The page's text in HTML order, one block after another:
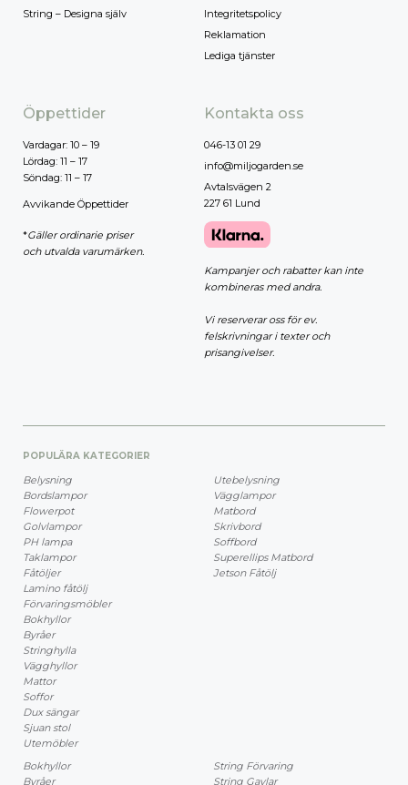
String – Designa själv
Integritetspolicy
Reklamation
Lediga tjänster
Öppettider
Vardagar: 10 – 19
Lördag: 11 – 17
Söndag: 11 – 17
Avvikande Öppettider
*Gäller ordinarie priser
och utvalda varumärken.
Kontakta oss
046-13 01 29
info@miljogarden.se
Avtalsvägen 2
227 61 Lund
Kampanjer och rabatter kan inte
kombineras med andra.
Vi reserverar oss för ev.
felskrivningar i texter och
prisangivelser.
POPULÄRA KATEGORIER
Belysning
Bordslampor
Flowerpot
Golvlampor
PH lampa
Taklampor
Fåtöljer
Lamino fåtölj
Förvaringsmöbler
Bokhyllor
Byråer
Stringhylla
Vägghyllor
Mattor
Soffor
Dux sängar
Sjuan stol
Utemöbler
Utebelysning
Vägglampor
Matbord
Skrivbord
Soffbord
Superellips Matbord
Jetson Fåtölj
Bokhyllor
Byråer
String Förvaring
String Gavlar